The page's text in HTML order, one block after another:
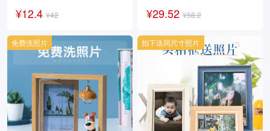
¥12.4 ¥42 ¥29.52 ¥58.2
免费洗照片 拍下送同尺寸照片